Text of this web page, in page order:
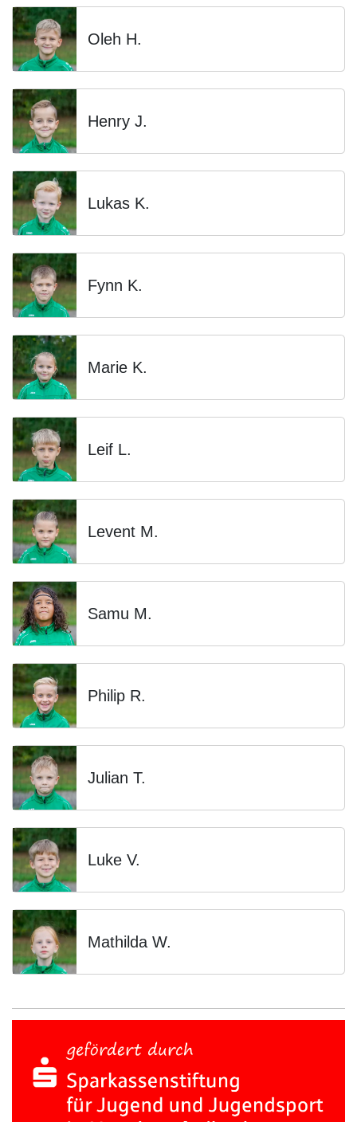
Oleh H.
Henry J.
Lukas K.
Fynn K.
Marie K.
Leif L.
Levent M.
Samu M.
Philip R.
Julian T.
Luke V.
Mathilda W.